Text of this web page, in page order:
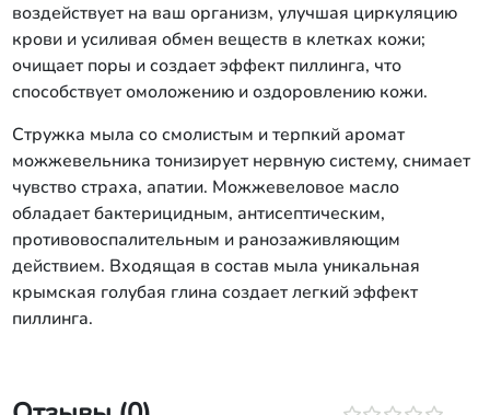
воздействует на ваш организм, улучшая циркуляцию
крови и усиливая обмен веществ в клетках кожи;
очищает поры и создает эффект пиллинга, что
способствует омоложению и оздоровлению кожи.
Стружка мыла со смолистым и терпкий аромат
можжевельника тонизирует нервную систему, снимает
чувство страха, апатии. Можжевеловое масло
обладает бактерицидным, антисептическим,
противовоспалительным и ранозаживляющим
действием. Входящая в состав мыла уникальная
крымская голубая глина создает легкий эффект
пиллинга.